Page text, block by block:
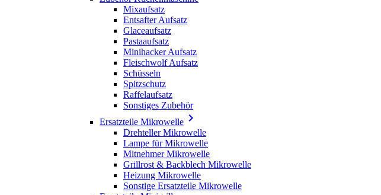
Mixaufsatz
Entsafter Aufsatz
Glaceaufsatz
Pastaaufsatz
Minihacker Aufsatz
Fleischwolf Aufsatz
Schüsseln
Spitzschutz
Raffelaufsatz
Sonstiges Zubehör
Ersatzteile Mikrowelle 
Drehteller Mikrowelle
Lampe für Mikrowelle
Mitnehmer Mikrowelle
Grillrost & Backblech Mikrowelle
Heizung Mikrowelle
Sonstige Ersatzteile Mikrowelle